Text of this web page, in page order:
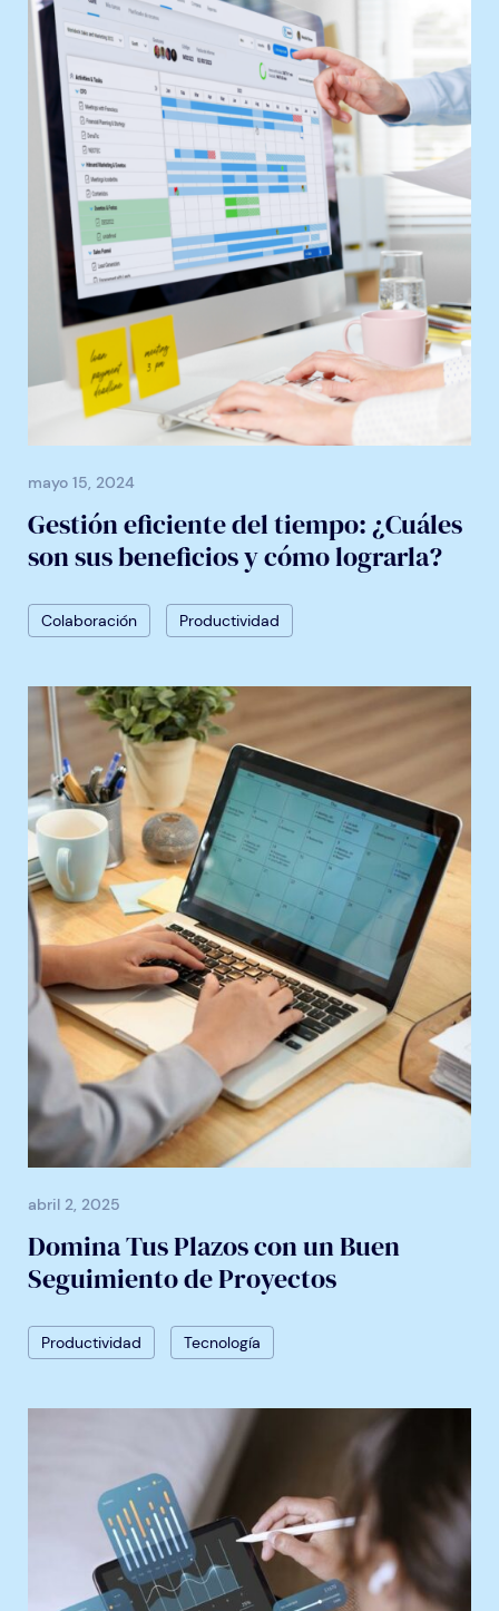
mayo 15, 2024
Gestión eficiente del tiempo: ¿Cuáles
son sus beneficios y cómo lograrla?
Colaboración Productividad
abril 2, 2025
Domina Tus Plazos con un Buen
Seguimiento de Proyectos
Productividad Tecnología